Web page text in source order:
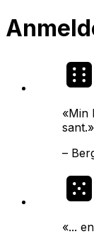
«Min
sant.»
–
«...